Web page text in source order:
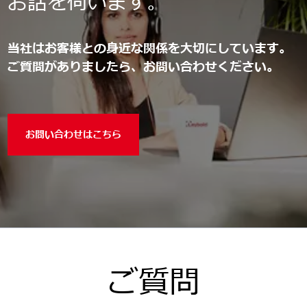
当社はお客様との身近な関係を大切にしています。
ご質問がありましたら、お問い合わせください。
お問い合わせはこちら
ご質問